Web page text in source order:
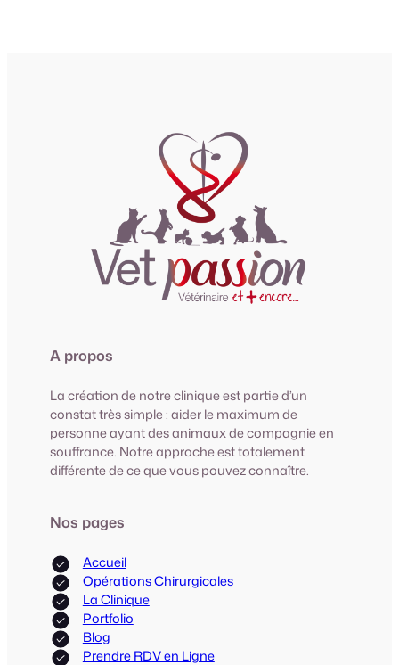
A propos
La création de notre clinique est partie d’un
constat très simple : aider le maximum de
personne ayant des animaux de compagnie en
souffrance. Notre approche est totalement
différente de ce que vous pouvez connaître.
Nos pages
Accueil
Opérations Chirurgicales
La Clinique
Portfolio
Blog
Prendre RDV en Ligne